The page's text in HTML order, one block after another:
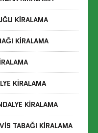
KIRALAMA
KIRALAMA
KIRALAMA
KIRALAMA
TABAĞI KIRALAMA